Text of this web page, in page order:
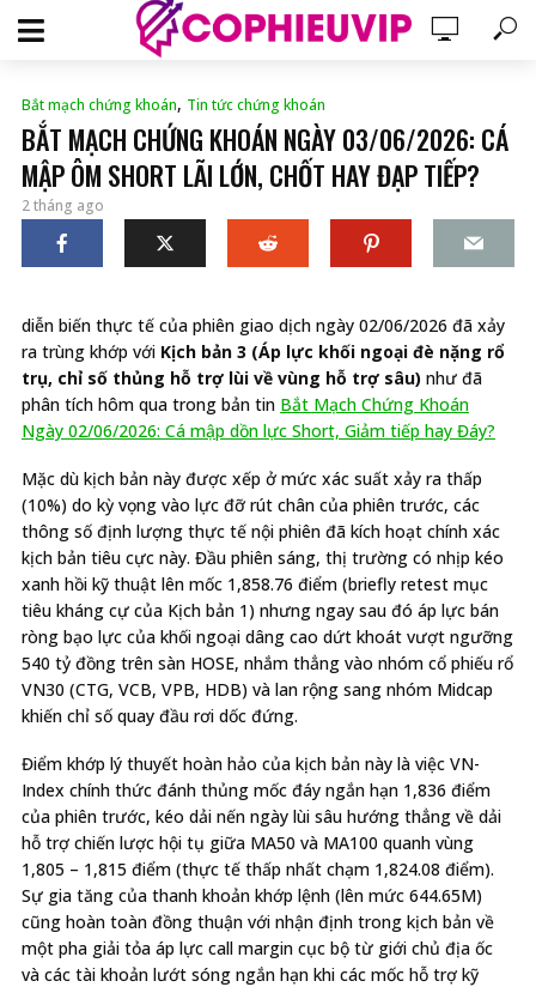
Bắt mạch chứng khoán, Tin tức chứng khoán
BẮT MẠCH CHỨNG KHOÁN NGÀY 03/06/2026: CÁ
MẬP ÔM SHORT LÃI LỚN, CHỐT HAY ĐẠP TIẾP?
2 tháng ago
diễn biến thực tế của phiên giao dịch ngày 02/06/2026 đã xảy
ra trùng khớp với Kịch bản 3 (Áp lực khối ngoại đè nặng rổ
trụ, chỉ số thủng hỗ trợ lùi về vùng hỗ trợ sâu) như đã
phân tích hôm qua trong bản tin Bắt Mạch Chứng Khoán
Ngày 02/06/2026: Cá mập dồn lực Short, Giảm tiếp hay Đáy?
Mặc dù kịch bản này được xếp ở mức xác suất xảy ra thấp
(10%) do kỳ vọng vào lực đỡ rút chân của phiên trước, các
thông số định lượng thực tế nội phiên đã kích hoạt chính xác
kịch bản tiêu cực này. Đầu phiên sáng, thị trường có nhịp kéo
xanh hồi kỹ thuật lên mốc 1,858.76 điểm (briefly retest mục
tiêu kháng cự của Kịch bản 1) nhưng ngay sau đó áp lực bán
ròng bạo lực của khối ngoại dâng cao dứt khoát vượt ngưỡng
540 tỷ đồng trên sàn HOSE, nhắm thẳng vào nhóm cổ phiếu rổ
VN30 (CTG, VCB, VPB, HDB) và lan rộng sang nhóm Midcap
khiến chỉ số quay đầu rơi dốc đứng.
Điểm khớp lý thuyết hoàn hảo của kịch bản này là việc VN-
Index chính thức đánh thủng mốc đáy ngắn hạn 1,836 điểm
của phiên trước, kéo dải nến ngày lùi sâu hướng thẳng về dải
hỗ trợ chiến lược hội tụ giữa MA50 và MA100 quanh vùng
1,805 – 1,815 điểm (thực tế thấp nhất chạm 1,824.08 điểm).
Sự gia tăng của thanh khoản khớp lệnh (lên mức 644.65M)
cũng hoàn toàn đồng thuận với nhận định trong kịch bản về
một pha giải tỏa áp lực call margin cục bộ từ giới chủ địa ốc
và các tài khoản lướt sóng ngắn hạn khi các mốc hỗ trợ kỹ